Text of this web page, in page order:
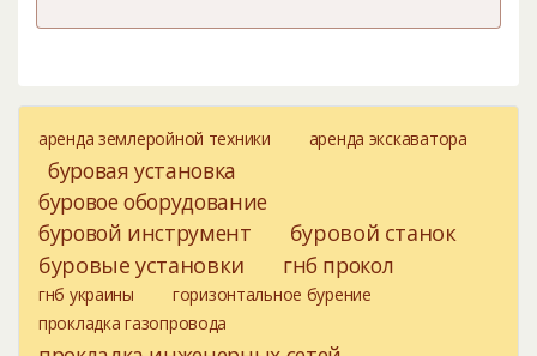
аренда землеройной техники аренда экскаватора
буровая установка
буровое оборудование
буровой инструмент
буровой станок
буровые установки
гнб прокол
гнб украины
горизонтальное бурение
прокладка газопровода